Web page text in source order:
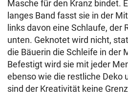
Masche für den Kranz bindet.
langes Band fasst sie in der
links davon eine Schlaufe, der
unten. Geknotet wird nicht,
die Bäuerin die Schleife in der
Befestigt wird sie mit jeder
ebenso wie die restliche Deko
sind der Kreativität keine